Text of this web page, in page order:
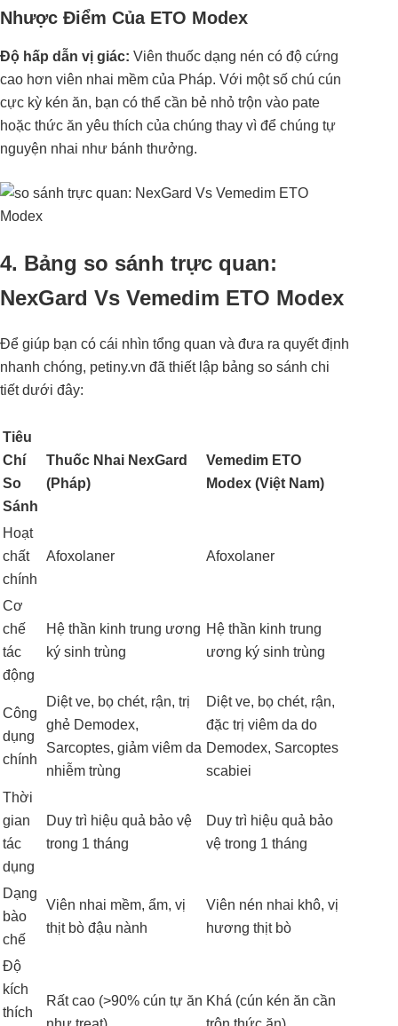
Nhược Điểm Của ETO Modex
Độ hấp dẫn vị giác: Viên thuốc dạng nén có độ cứng
cao hơn viên nhai mềm của Pháp. Với một số chú cún
cực kỳ kén ăn, bạn có thể cần bẻ nhỏ trộn vào pate
hoặc thức ăn yêu thích của chúng thay vì để chúng tự
nguyện nhai như bánh thưởng.
4. Bảng so sánh trực quan:
NexGard Vs Vemedim ETO Modex
Để giúp bạn có cái nhìn tổng quan và đưa ra quyết định
nhanh chóng, petiny.vn đã thiết lập bảng so sánh chi
tiết dưới đây:
Tiêu
Chí
So
Sánh
Thuốc Nhai NexGard
(Pháp)
Vemedim ETO
Modex (Việt Nam)
Hoạt
chất
chính
Afoxolaner Afoxolaner
Cơ
chế
tác
động
Hệ thần kinh trung ương
ký sinh trùng
Hệ thần kinh trung
ương ký sinh trùng
Công
dụng
chính
Diệt ve, bọ chét, rận, trị
ghẻ Demodex,
Sarcoptes, giảm viêm da
nhiễm trùng
Diệt ve, bọ chét, rận,
đặc trị viêm da do
Demodex, Sarcoptes
scabiei
Thời
gian
tác
dụng
Duy trì hiệu quả bảo vệ
trong 1 tháng
Duy trì hiệu quả bảo
vệ trong 1 tháng
Dạng
bào
chế
Viên nhai mềm, ẩm, vị
thịt bò đậu nành
Viên nén nhai khô, vị
hương thịt bò
Độ
kích
thích
Rất cao (>90% cún tự ăn Khá (cún kén ăn cần